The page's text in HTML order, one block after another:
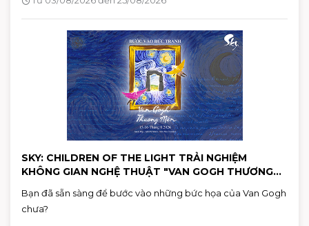
SKY: CHILDREN OF THE LIGHT TRẢI NGHIỆM
KHÔNG GIAN NGHỆ THUẬT "VAN GOGH THƯƠNG
Bạn đã sẵn sàng để bước vào những bức họa của Van Gogh
chưa?